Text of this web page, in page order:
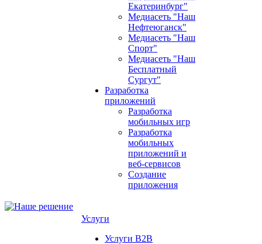
Екатеринбург"
Медиасеть "Наш
Нефтеюганск"
Медиасеть "Наш
Спорт"
Медиасеть "Наш
Бесплатный
Сургут"
Разработка
приложений
Разработка
мобильных игр
Разработка
мобильных
приложений и
веб-сервисов
Создание
приложения
Услуги
Услуги B2B